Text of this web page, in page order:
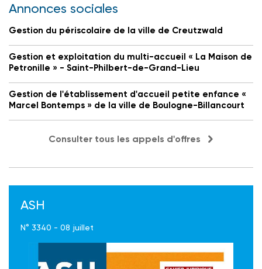
Annonces sociales
Gestion du périscolaire de la ville de Creutzwald
Gestion et exploitation du multi-accueil « La Maison de
Petronille » - Saint-Philbert-de-Grand-Lieu
Gestion de l'établissement d'accueil petite enfance «
Marcel Bontemps » de la ville de Boulogne-Billancourt
Consulter tous les appels d'offres
ASH
N° 3340 - 08 juillet